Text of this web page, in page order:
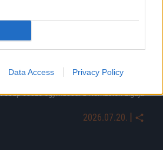
Data Access Privacy Policy
fogadja Ukrajna a magyar
csap össze egymással a Nemzetek Ligája
2026.07.20. |